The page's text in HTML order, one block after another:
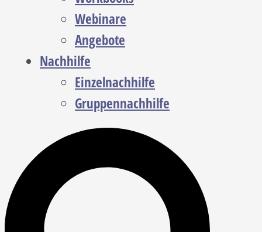
Webinare
Angebote
Nachhilfe
Einzelnachhilfe
Gruppennachhilfe